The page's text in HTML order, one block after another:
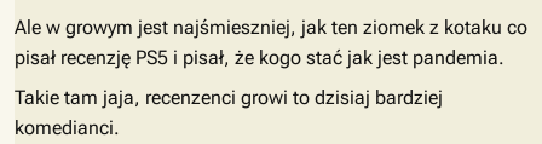
Ale w growym jest najśmieszniej, jak ten ziomek z kotaku co
pisał recenzję PS5 i pisał, że kogo stać jak jest pandemia.
Takie tam jaja, recenzenci growi to dzisiaj bardziej
komedianci.